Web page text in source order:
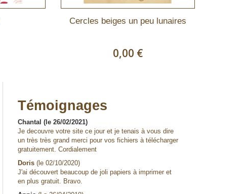
Cercles beiges un peu lunaires
0,00 €
Témoignages
Chantal (le 26/02/2021)
Je decouvre votre site ce jour et je tenais à vous dire
un très très grand merci pour vos fichiers à télécharger
gratuitement. Cordialement
Doris (le 02/10/2020)
J'ai découvert beaucoup de joli papiers à imprimer et
en plus gratuit. Bravo.